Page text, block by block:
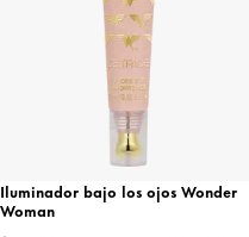
Iluminador bajo los ojos Wonder
Woman